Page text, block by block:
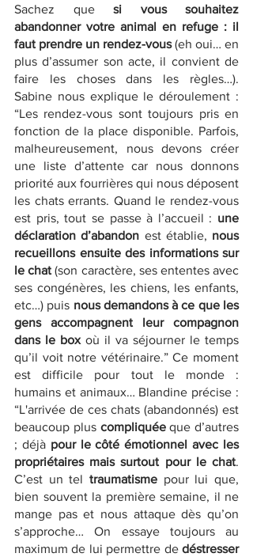
Sachez que si vous souhaitez
abandonner votre animal en refuge : il
faut prendre un rendez-vous (eh oui… en
plus d’assumer son acte, il convient de
faire les choses dans les règles…).
Sabine nous explique le déroulement :
“Les rendez-vous sont toujours pris en
fonction de la place disponible. Parfois,
malheureusement, nous devons créer
une liste d’attente car nous donnons
priorité aux fourrières qui nous déposent
les chats errants. Quand le rendez-vous
est pris, tout se passe à l’accueil : une
déclaration d’abandon est établie, nous
recueillons ensuite des informations sur
le chat (son caractère, ses ententes avec
ses congénères, les chiens, les enfants,
etc…) puis nous demandons à ce que les
gens accompagnent leur compagnon
dans le box où il va séjourner le temps
qu’il voit notre vétérinaire.” Ce moment
est difficile pour tout le monde :
humains et animaux… Blandine précise :
“L'arrivée de ces chats (abandonnés) est
beaucoup plus compliquée que d’autres
; déjà pour le côté émotionnel avec les
propriétaires mais surtout pour le chat.
C’est un tel traumatisme pour lui que,
bien souvent la première semaine, il ne
mange pas et nous attaque dès qu’on
s’approche… On essaye toujours au
maximum de lui permettre de déstresser